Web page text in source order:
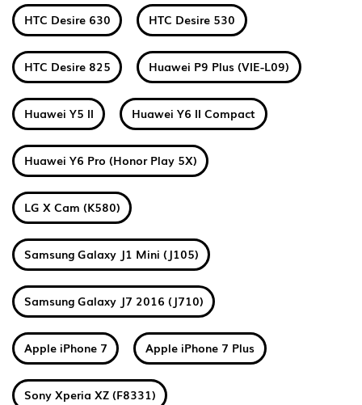
HTC Desire 630 HTC Desire 530
HTC Desire 825 Huawei P9 Plus (VIE-L09)
Huawei Y5 II Huawei Y6 II Compact
Huawei Y6 Pro (Honor Play 5X)
LG X Cam (K580)
Samsung Galaxy J1 Mini (J105)
Samsung Galaxy J7 2016 (J710)
Apple iPhone 7 Apple iPhone 7 Plus
Sony Xperia XZ (F8331)